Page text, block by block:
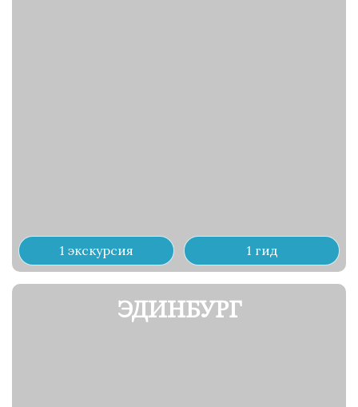
1 экскурсия 1 гид
ЭДИНБУРГ